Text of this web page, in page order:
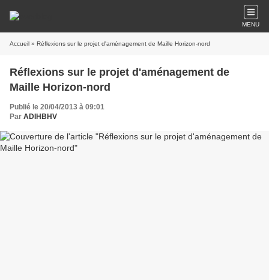
MENU
Accueil » Réflexions sur le projet d'aménagement de Maille Horizon-nord
Réflexions sur le projet d'aménagement de
Maille Horizon-nord
Publié le 20/04/2013 à 09:01
Par ADIHBHV